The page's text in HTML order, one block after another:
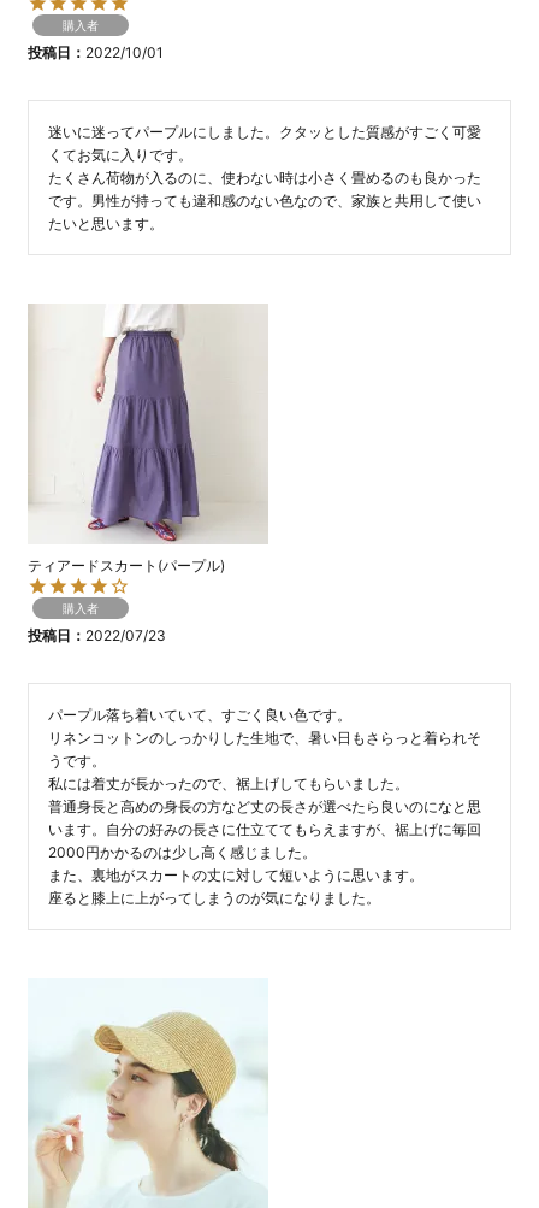
購入者
投稿日 2022/10/01
迷いに迷ってパープルにしました。クタッとした質感がすごく可愛
くてお気に入りです。
たくさん荷物が入るのに、使わない時は小さく畳めるのも良かった
です。男性が持っても違和感のない色なので、家族と共用して使い
たいと思います。
ティアードスカート(パープル)
購入者
投稿日 2022/07/23
パープル落ち着いていて、すごく良い色です。
リネンコットンのしっかりした生地で、暑い日もさらっと着られそ
うです。
私には着丈が長かったので、裾上げしてもらいました。
普通身長と高めの身長の方など丈の長さが選べたら良いのになと思
います。自分の好みの長さに仕立ててもらえますが、裾上げに毎回
2000円かかるのは少し高く感じました。
また、裏地がスカートの丈に対して短いように思います。